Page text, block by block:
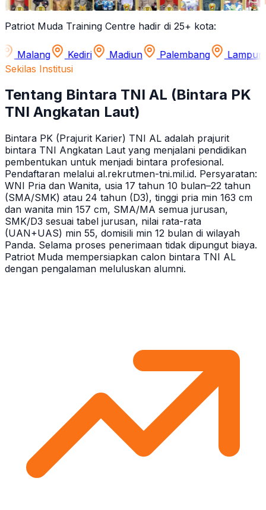
Patriot Muda Training Centre hadir di 25+ kota:
Kediri Madiun Palembang Lampung
Sekilas Institusi
Tentang Bintara TNI AL (Bintara PK
TNI Angkatan Laut)
Bintara PK (Prajurit Karier) TNI AL adalah prajurit
bintara TNI Angkatan Laut yang menjalani pendidikan
pembentukan untuk menjadi bintara profesional.
Pendaftaran melalui al.rekrutmen-tni.mil.id. Persyaratan:
WNI Pria dan Wanita, usia 17 tahun 10 bulan–22 tahun
(SMA/SMK) atau 24 tahun (D3), tinggi pria min 163 cm
dan wanita min 157 cm, SMA/MA semua jurusan,
SMK/D3 sesuai tabel jurusan, nilai rata-rata
(UAN+UAS) min 55, domisili min 12 bulan di wilayah
Panda. Selama proses penerimaan tidak dipungut biaya.
Patriot Muda mempersiapkan calon bintara TNI AL
dengan pengalaman meluluskan alumni.